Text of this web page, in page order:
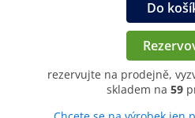
Do
rezervujte na prodejně,
skladem na 59